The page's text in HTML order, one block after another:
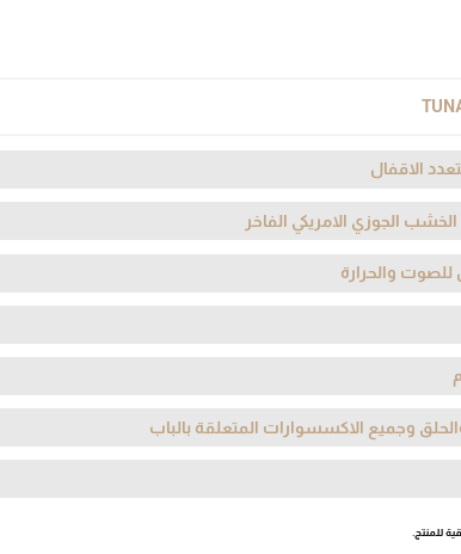
الاقفال
الجوزي الامريكي الفاخر
للصوت والحرارة
وجميع الاكسسوارات المتعلقة بالباب
للمنتج.